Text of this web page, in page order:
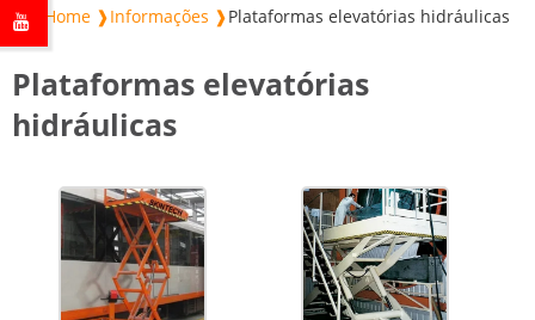
Home ❱Informações ❱Plataformas elevatórias hidráulicas
Plataformas elevatórias
hidráulicas